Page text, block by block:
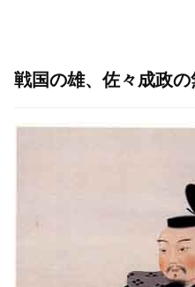
戦国の雄、佐々成政